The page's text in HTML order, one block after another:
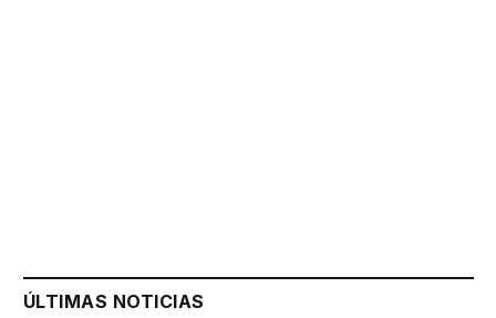
ÚLTIMAS NOTICIAS